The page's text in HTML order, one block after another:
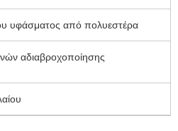
υφάσματος από πολυεστέρα
αδιαβροχοποίησης